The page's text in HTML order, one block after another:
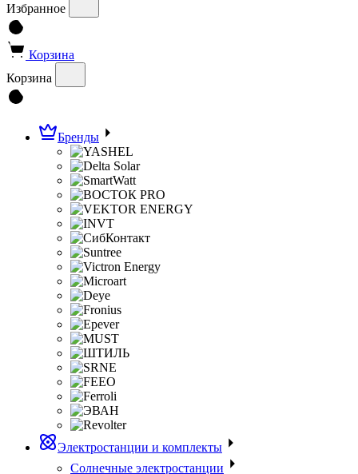
Избранное
Корзина
Корзина
Бренды
Электростанции и комплекты
Солнечные электростанции